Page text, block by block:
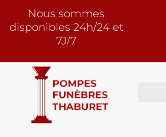
Nous sommes
disponibles 24h/24 et
7J/7